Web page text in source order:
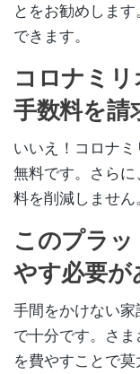
とをお勧めしま
できます。
コロナミ
手数料を請
いいえ！コロナ
無料です。さら
料を削減しません
このプラ
やす必要が
手間をかけない
で十分です。さ
を費やすことで